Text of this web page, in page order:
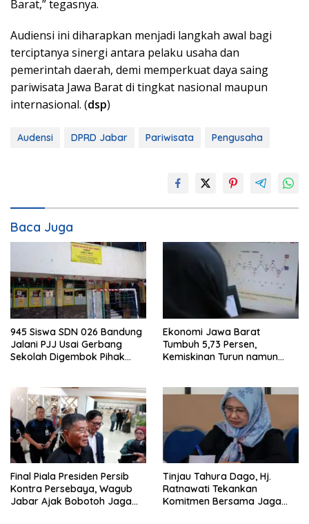
Barat,” tegasnya.
Audiensi ini diharapkan menjadi langkah awal bagi
terciptanya sinergi antara pelaku usaha dan
pemerintah daerah, demi memperkuat daya saing
pariwisata Jawa Barat di tingkat nasional maupun
internasional. (dsp)
Audensi DPRD Jabar Pariwisata Pengusaha
Baca Juga
945 Siswa SDN 026 Bandung
Jalani PJJ Usai Gerbang
Sekolah Digembok Pihak
Ekonomi Jawa Barat
Tumbuh 5,73 Persen,
Kemiskinan Turun namun
Final Piala Presiden Persib
Kontra Persebaya, Wagub
Jabar Ajak Bobotoh Jaga
Tinjau Tahura Dago, Hj.
Ratnawati Tekankan
Komitmen Bersama Jaga